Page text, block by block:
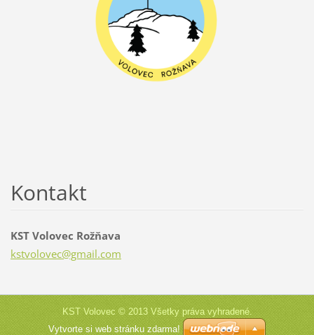
Kontakt
KST Volovec Rožňava
kstvolovec@gmail.com
KST Volovec © 2013 Všetky práva vyhradené.
Vytvorte si web stránku zdarma!